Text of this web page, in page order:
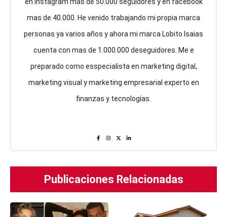
mas de 40.000. He venido trabajando mi propia marca
personas ya varios años y ahora mi marca Lobito Isaias
cuenta con mas de 1.000.000 deseguidores. Me e
preparado como esspecialista en marketing digital,
marketing visual y marketing empresarial experto en
finanzas y tecnologías.
Publicaciones Relacionadas